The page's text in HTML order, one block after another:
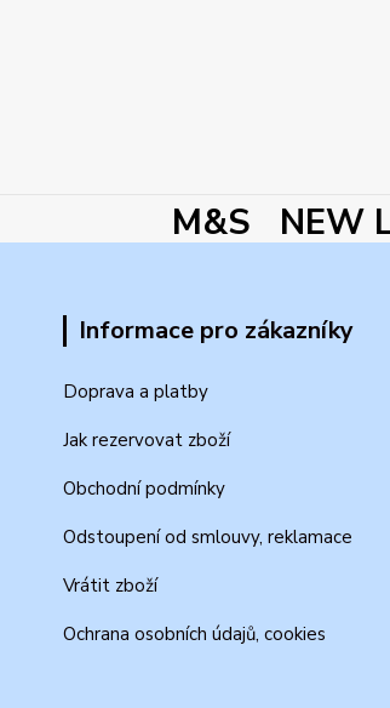
M&S NEW
Informace pro zákazníky
Doprava a platby
Jak rezervovat zboží
Obchodní podmínky
Odstoupení od smlouvy, reklamace
Vrátit zboží
Ochrana osobních údajů, cookies